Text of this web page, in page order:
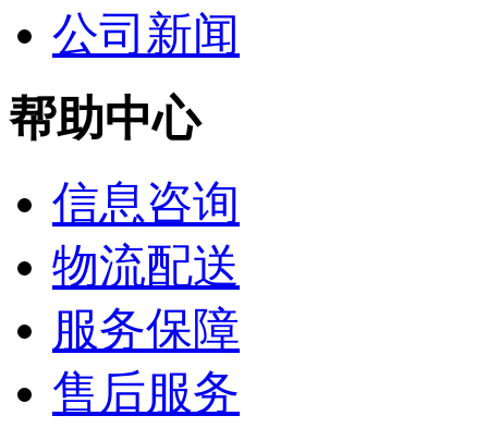
公司新闻
帮助中心
信息咨询
物流配送
服务保障
售后服务